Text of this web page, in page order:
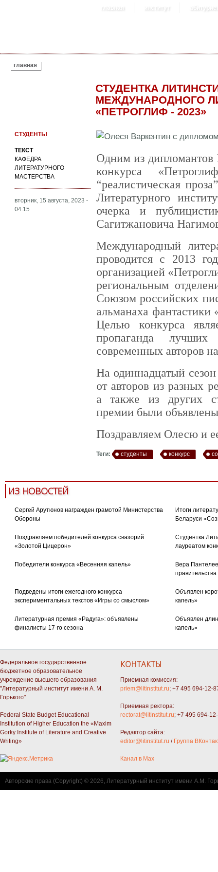
главная институт
ВЫ ЗДЕСЬ
главная
СТУДЕНТКА
МЕЖДУНАРОДНОГО
«ПЕТРОГЛИФ - 2023»
СТУДЕНТЫ
ТЕКСТ
КАФЕДРА
ЛИТЕРАТУРНОГО
МАСТЕРСТВА
вторник, 15 августа, 2023 -
04:15
Одним из дипломантов
конкурса
“реалистическая
Литературного
очерка и
Сагитжановича
Международный
проводится с 2013
организацией
региональным
Союзом российских
альманаха фантастики
Целью конкурса
пропаганда лучших
современных авторов
На одиннадцатый
от авторов из разных
а также из других
премии были
Поздравляем Олесю и
Теги: студенты конкурс
ИЗ НОВОСТЕЙ
Сергей Арутюнов награжден грамотой Министерства
Обороны
Итоги
Беларуси
Поздравляем победителей конкурса свазорий
«Золотой Цицерон»
Студентка
лауреатом
Победители конкурса «Весенняя капель»
Вера
Подведены итоги ежегодного конкурса
экспериментальных текстов «Игры со смыслом»
Объявлен
капель»
Литературная премия «Радуга»: объявлены
финалисты 17-го сезона
Объявлен
капель»
Федеральное государственное
бюджетное образовательное
учреждение высшего образования
"Литературный институт имени А. М.
Горького"
Federal State Budget Educational
Institution of Higher Education the «Maxim
Gorky Institute of Literature and Creative
Writing»
КОНТАКТЫ
Приемная комиссия:
priem@litinstitut.ru; +7 495 694-12-
Приемная ректора:
rectorat@litinstitut.ru; +7 495 694-
Редактор сайта:
editor@litinstitut.ru / Группа
Канал в Max
Авторские права (Copyright) © 2026, Литературный институт имени А.М.